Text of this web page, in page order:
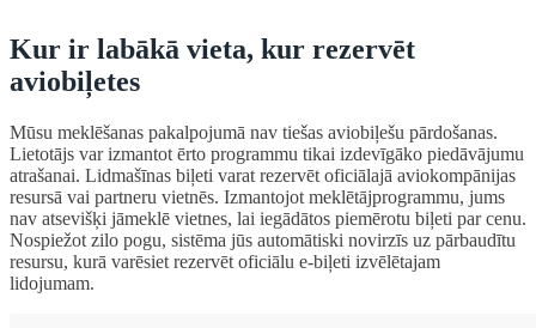
Kur ir labākā vieta, kur rezervēt
aviobiļetes
Mūsu meklēšanas pakalpojumā nav tiešas aviobiļešu pārdošanas.
Lietotājs var izmantot ērto programmu tikai izdevīgāko piedāvājumu
atrašanai. Lidmašīnas biļeti varat rezervēt oficiālajā aviokompānijas
resursā vai partneru vietnēs. Izmantojot meklētājprogrammu, jums
nav atsevišķi jāmeklē vietnes, lai iegādātos piemērotu biļeti par cenu.
Nospiežot zilo pogu, sistēma jūs automātiski novirzīs uz pārbaudītu
resursu, kurā varēsiet rezervēt oficiālu e-biļeti izvēlētajam
lidojumam.